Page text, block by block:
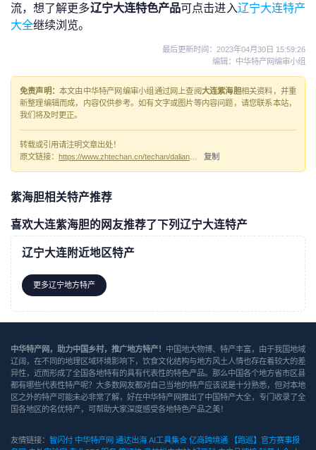
流，想了解更多辽宁大连特色产品可点击进入辽宁大连特产
大全继续浏览。
最后更新时间： 2023年04月30日 15:59:26
编辑：中华特产网编审小组
免责声明：本文由中华特产网编审小组通过网上查阅大连紫海胆相关资料，并重
新整理编辑而成，内容仅供参考。如有文字或图片等内容问题，请您联系本站，
我们将及时更正。
转载或引用请注明文章出处！
原文链接：
复制
紫海胆相关特产推荐
喜欢大连紫海胆的网友推荐了下列辽宁大连特产
辽宁大连附近地区特产
更多辽宁地方特产
中华特产网，助力中国乡村，推广地方特产！ 中国地大物博、特产丰富，由于我国地域
辽阔，在不同的地理区域环境影响下，饮食文化结构与地方风土人情也存在着较大的差
异性，近而形成了全国各地特有的具有代表性的特色产品。那么中国各个地方省市区县
都有哪些代表性特产呢？大多数网友都对自己当地的特产应该说是十分熟悉，但对本地
区之外的特产可能未必非常了解，好在中华特产网推出了中国特产大全，专门收录了全
国各地区的名优特产，可帮助大家深度感受各地特色产品之美！
友情链接： 智闪付 中华特产网 通达出海 AI工具集合 亿商跨境通
【跑巡】官方赛事报